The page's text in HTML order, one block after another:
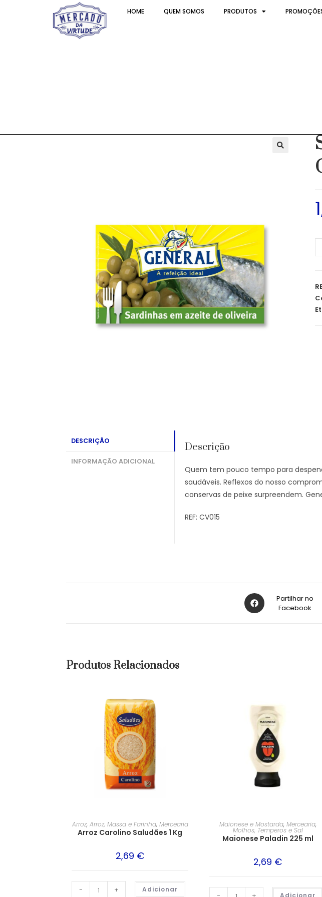
HOME QUEM SOMOS PRODUTOS
DESCRIÇÃO
INFORMAÇÃO ADICIONAL
Descrição
Quem tem pouco tempo para
saudáveis. Reflexos do nosso
conservas de peixe surpreendem.
REF: CV015
Partilhar no
Facebook
Produtos Relacionados
Arroz, Arroz, Massa e Farinha, Mercearia
Arroz Carolino Saludães 1 Kg
2,69 €
- + Adicionar
Maionese e Mostarda, Mercearia,
Molhos, Temperos e Sal
Maionese Paladin 225 ml
2,69 €